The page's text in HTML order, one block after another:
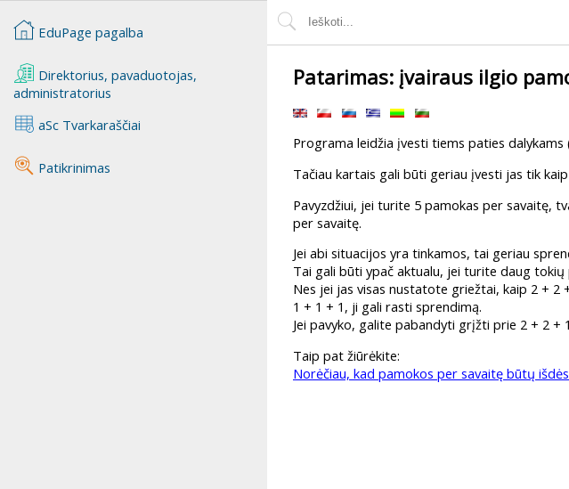
Patarimas: įvairaus ilgio
Programa leidžia įvesti tiems paties
Tačiau kartais gali būti geriau įvesti jas tik
Pavyzdžiui, jei turite 5 pamokas per savaitę,
per savaitę.
Jei abi situacijos yra tinkamos, tai geriau
Tai gali būti ypač aktualu, jei turite daug tokių
Nes jei jas visas nustatote griežtai, kaip 2 +
1 + 1 + 1, ji gali rasti sprendimą.
Jei pavyko, galite pabandyti grįžti prie 2 + 2
Taip pat žiūrėkite:
Norėčiau, kad pamokos per savaitę būtų
EduPage pagalba
Direktorius, pavaduotojas,
administratorius
aSc Tvarkaraščiai
Patikrinimas